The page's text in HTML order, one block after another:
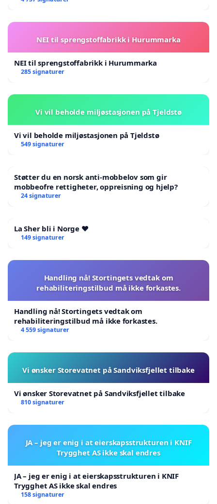
NEI til sprengstoffabrikk i Hurummarka
NEI til sprengstoffabrikk i Hurummarka
285 signaturer
Vi vil beholde miljøstasjonen på Tjeldstø
Vi vil beholde miljøstasjonen på Tjeldstø
549 signaturer
Støtter du en norsk anti-mobbelov som gir
mobbeofre rettigheter, oppreisning og hjelp?
24 signaturer
La Sher bli i Norge ❤️
149 signaturer
Handling nå! Stortingets vedtak om
rehabiliteringstilbud må ikke forkastes.
Handling nå! Stortingets vedtak om
rehabiliteringstilbud må ikke forkastes.
4 559 signaturer
Vi ønsker Storevatnet på Sandviksfjellet tilbake
Vi ønsker Storevatnet på Sandviksfjellet tilbake
810 signaturer
JA – jeg er enig i at eierskapsstrukturen i KNIF
Trygghet AS ikke skal endres
JA – jeg er enig i at eierskapsstrukturen i KNIF
Trygghet AS ikke skal endres
158 signaturer